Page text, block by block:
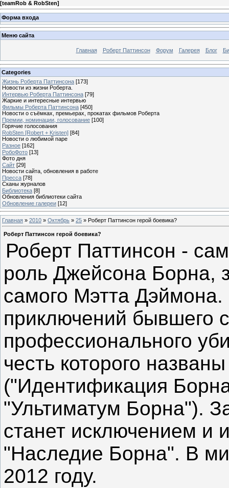
[teamRob & RobSten]
Форма входа
Меню сайта
Главная Роберт Паттинсон Форум Галерея Блог
Categories
Жизнь Роберта Паттинсона [173]
Новости из жизни Роберта.
Интервью Роберта Паттинсона [79]
Жаркие и интересные интервью
Фильмы Роберта Паттинсона [450]
Новости о съёмках, премьерах, прокатах фильмов Роберта
Премии, номинации, голосование [100]
Горячие голосования
RobSten [Robert + Kristen] [84]
Новости о любимой паре
Разное [162]
РобоФото [13]
Фото дня
Сайт [29]
Новости сайта, обновления в работе
Пресса [78]
Сканы журналов
Библиотека [8]
Обновления библиотеки сайта
Обновление галереи [12]
Главная » 2010 » Октябрь » 25 » Роберт Паттинсон герой боевика?
Роберт Паттинсон герой боевика?
Роберт Паттинсон -
роль Джейсона Борна,
самого Мэтта Дэймона.
приключений бывшего
профессионального
честь которого
("Идентификация
"Ультиматум Борна").
станет исключением и
"Наследие Борна". В
2012 году.